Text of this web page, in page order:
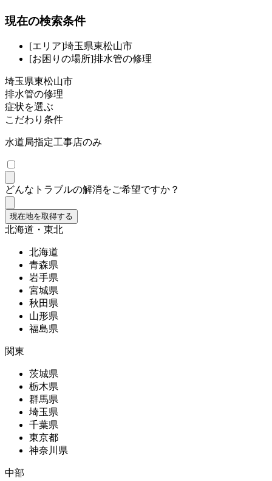
現在の検索条件
[エリア]埼玉県東松山市
[お困りの場所]排水管の修理
埼玉県東松山市
排水管の修理
症状を選ぶ
こだわり条件
水道局指定工事店のみ
どんなトラブルの解消をご希望ですか？
現在地を取得する
北海道・東北
北海道
青森県
岩手県
宮城県
秋田県
山形県
福島県
関東
茨城県
栃木県
群馬県
埼玉県
千葉県
東京都
神奈川県
中部